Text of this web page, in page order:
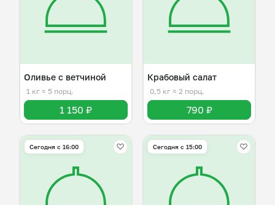
Оливье с ветчиной
1 кг ≈ 5 порц.
1 150 ₽
Крабовый салат
0,5 кг ≈ 2 порц.
790 ₽
Сегодня с 16:00 Сегодня с 15:00